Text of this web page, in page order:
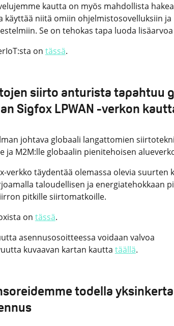
kautta on myös mahdollista
käyttää niitä omiin ohjelmistosovelluksiin ja
Se on tehokas tapa luoda
on tässä.
siirto anturista tapahtuu
Sigfox LPWAN -verkon
johtava globaali langattomien
ja M2M:lle globaalin pienitehoisen
verkko täydentää olemassa olevia suurten
taloudellisen ja energiatehokkaan
pitkille siirtomatkoille.
on tässä.
asennusosoitteessa voidaan valvoa
kuvaavan kartan kautta täällä.
todella